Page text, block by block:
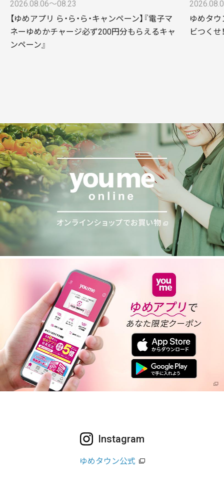
2026.08.06〜08.23
【ゆめアプリ ら・ら・ら・キャンペーン】『電子マ
ネーゆめかチャージ必ず200円分もらえるキャ
ンペーン』
ゆめタ
ビつくせ
Instagram
ゆめタウン公式